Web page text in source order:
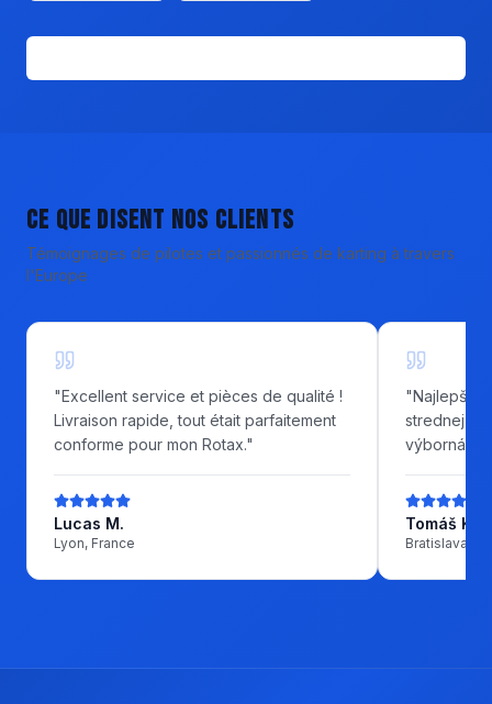
Ce que disent nos clients
Témoignages de pilotes et passionnés de karting à travers
l'Europe
"Excellent service et pièces de qualité !
Livraison rapide, tout était parfaitement
conforme pour mon Rotax."
Lucas M.
Lyon, France
"Najlepší
strednej
výborná
Tomáš K.
Bratislava,